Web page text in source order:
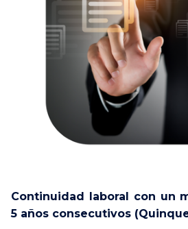
Continuidad laboral con un
5 años consecutivos